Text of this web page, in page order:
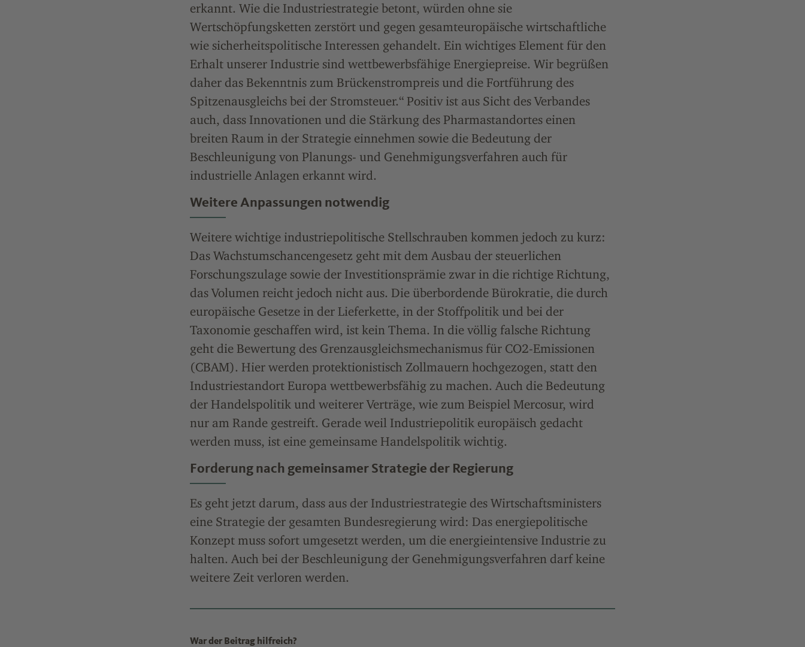
erkannt. Wie die Industriestrategie betont, würden ohne sie
Wertschöpfungsketten zerstört und gegen gesamteuropäische wirtschaftliche
wie sicherheitspolitische Interessen gehandelt. Ein wichtiges Element für den
Erhalt unserer Industrie sind wettbewerbsfähige Energiepreise. Wir begrüßen
daher das Bekenntnis zum Brückenstrompreis und die Fortführung des
Spitzenausgleichs bei der Stromsteuer.“ Positiv ist aus Sicht des Verbandes
auch, dass Innovationen und die Stärkung des Pharmastandortes einen
breiten Raum in der Strategie einnehmen sowie die Bedeutung der
Beschleunigung von Planungs- und Genehmigungsverfahren auch für
industrielle Anlagen erkannt wird.
Weitere Anpassungen notwendig
Weitere wichtige industriepolitische Stellschrauben kommen jedoch zu kurz:
Das Wachstumschancengesetz geht mit dem Ausbau der steuerlichen
Forschungszulage sowie der Investitionsprämie zwar in die richtige Richtung,
das Volumen reicht jedoch nicht aus. Die überbordende Bürokratie, die durch
europäische Gesetze in der Lieferkette, in der Stoffpolitik und bei der
Taxonomie geschaffen wird, ist kein Thema. In die völlig falsche Richtung
geht die Bewertung des Grenzausgleichsmechanismus für CO2-Emissionen
(CBAM). Hier werden protektionistisch Zollmauern hochgezogen, statt den
Industriestandort Europa wettbewerbsfähig zu machen. Auch die Bedeutung
der Handelspolitik und weiterer Verträge, wie zum Beispiel Mercosur, wird
nur am Rande gestreift. Gerade weil Industriepolitik europäisch gedacht
werden muss, ist eine gemeinsame Handelspolitik wichtig.
Forderung nach gemeinsamer Strategie der Regierung
Es geht jetzt darum, dass aus der Industriestrategie des Wirtschaftsministers
eine Strategie der gesamten Bundesregierung wird: Das energiepolitische
Konzept muss sofort umgesetzt werden, um die energieintensive Industrie zu
halten. Auch bei der Beschleunigung der Genehmigungsverfahren darf keine
weitere Zeit verloren werden.
War der Beitrag hilfreich?